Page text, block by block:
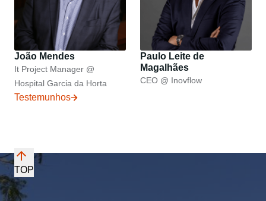
João Mendes
It Project Manager @
Hospital Garcia da Horta
Paulo Leite de
Magalhães
CEO @ Inovflow
Testemunhos
TOP